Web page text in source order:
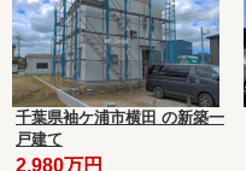
千葉県袖ケ浦市横田 の新築一
戸建て
2,980万円